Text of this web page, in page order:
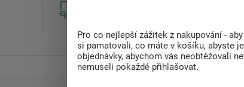
Kč
Pro co nejlepší zážitek z nakupování -
si pamatovali, co máte v košíku, abyste
objednávky, abychom vás neobtěžovali
nemuseli pokaždé přihlašovat.